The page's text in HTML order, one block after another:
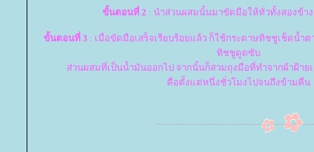
ขั้นตอนที่ 2 : นำส่วนผสมนั้นมาขัดมือให้ทั่วทั้งสองข้าง
ขั้นตอนที่ 3 : เมื่อขัดมือเสร็จเรียบร้อยแล้ว ก็ใช้กระดาษทิชชูเช็ดน้ำ
ทิชชูดูดซับ
ส่วนผสมที่เป็นน้ำมันออกไป จากนั้นก็สวมถุงมือที่ทำจากผ้าฝ้าย
คือตั้งแต่หนึ่งชั่วโมงไปจนถึงข้ามคืน